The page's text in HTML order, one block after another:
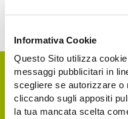
Informativa Cookie
Questo Sito utilizza
messaggi pubblicitari in
scegliere se autorizzare o
cliccando sugli appositi
la tua mancata scelta